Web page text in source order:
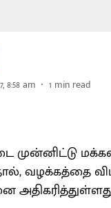
8:58 am 1 min read
முன்னிட்டு
வழக்கத்தை